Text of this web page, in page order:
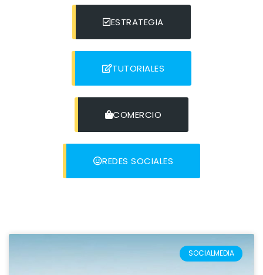
ESTRATEGIA
TUTORIALES
COMERCIO
REDES SOCIALES
SOCIALMEDIA